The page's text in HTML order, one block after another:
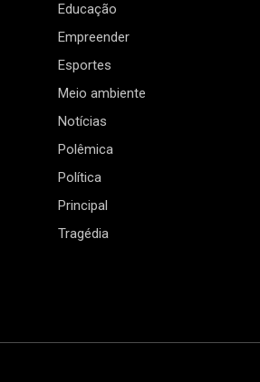
Educação
Empreender
Esportes
Meio ambiente
Notícias
Polêmica
Política
Principal
Tragédia